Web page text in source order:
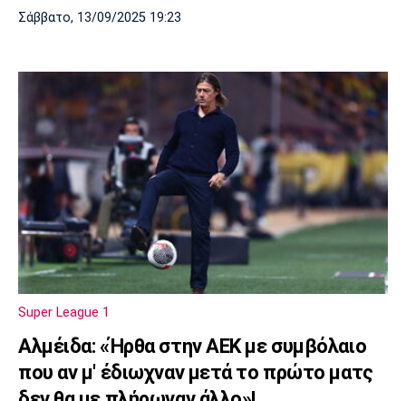
Σάββατο, 13/09/2025 19:23
Super League 1
Αλμέιδα: «Ήρθα στην ΑΕΚ με συμβόλαιο
που αν μ' έδιωχναν μετά το πρώτο ματς